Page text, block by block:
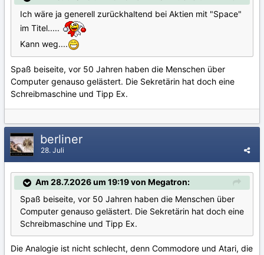
Ich wäre ja generell zurückhaltend bei Aktien mit "Space"
im Titel.....
Kann weg....
Spaß beiseite, vor 50 Jahren haben die Menschen über
Computer genauso gelästert. Die Sekretärin hat doch eine
Schreibmaschine und Tipp Ex.
berliner
28. Juli
Am 28.7.2026 um 19:19 von Megatron:
Spaß beiseite, vor 50 Jahren haben die Menschen über
Computer genauso gelästert. Die Sekretärin hat doch eine
Schreibmaschine und Tipp Ex.
Die Analogie ist nicht schlecht, denn Commodore und Atari, die